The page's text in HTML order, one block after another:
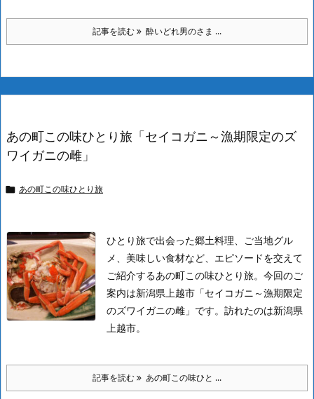
記事を読む 酔いどれ男のさま ...
あの町この味ひとり旅「セイコガニ～漁期限定のズ
ワイガニの雌」
 あの町この味ひとり旅
ひとり旅で出会った郷土料理、ご当地グル
メ、美味しい食材など、エピソードを交えて
ご紹介するあの町この味ひとり旅。今回のご
案内は新潟県上越市「セイコガニ～漁期限定
のズワイガニの雌」です。 訪れたのは新潟県
上越市。
記事を読む あの町この味ひと ...